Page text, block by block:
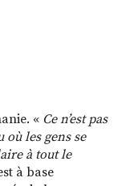
« Ce n’est pas
les gens se
à tout le
à base